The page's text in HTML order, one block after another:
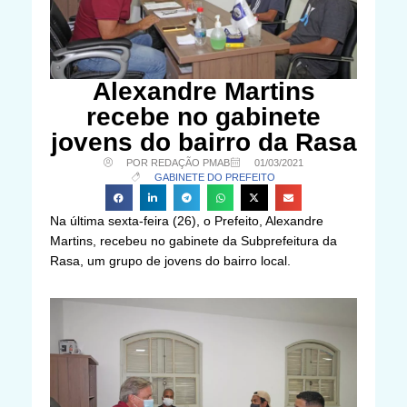
Alexandre Martins
recebe no gabinete
jovens do bairro da Rasa
POR REDAÇÃO PMAB
01/03/2021
GABINETE DO PREFEITO
Na última sexta-feira (26), o Prefeito, Alexandre
Martins, recebeu no gabinete da Subprefeitura da
Rasa, um grupo de jovens do bairro local.